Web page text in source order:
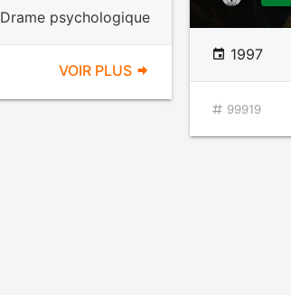
Drame psychologique
VOIR PLUS
1997
99919